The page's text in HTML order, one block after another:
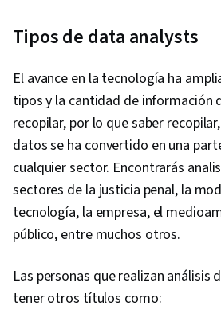
Tipos de data analysts
El avance en la tecnología ha
tipos y la cantidad de información
recopilar, por lo que saber
datos se ha convertido en una
cualquier sector. Encontrarás
sectores de la justicia penal, la
tecnología, la empresa, el
público, entre muchos otros.
Las personas que realizan análisis
tener otros títulos como: